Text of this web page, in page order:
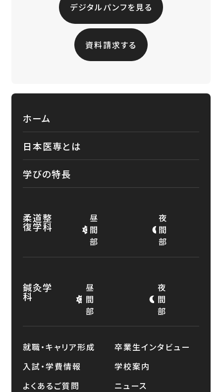
デジタルパンフを見る
資料請求する
ホーム
日本医専とは
学びの特長
柔道整
復学科
昼
間
部
夜
間
部
鍼灸学
科
昼
間
部
夜
間
部
就職・キャリア形成
卒業生インタビュー
入試・学費情報
学校案内
よくあるご質問
ニュース